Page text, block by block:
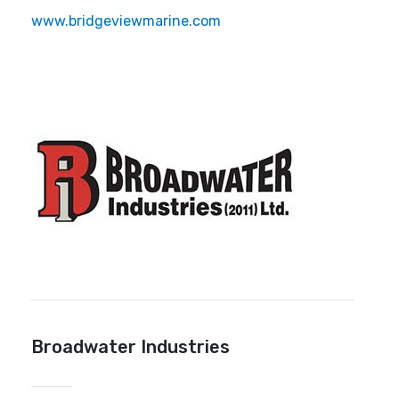
www.bridgeviewmarine.com
Broadwater Industries